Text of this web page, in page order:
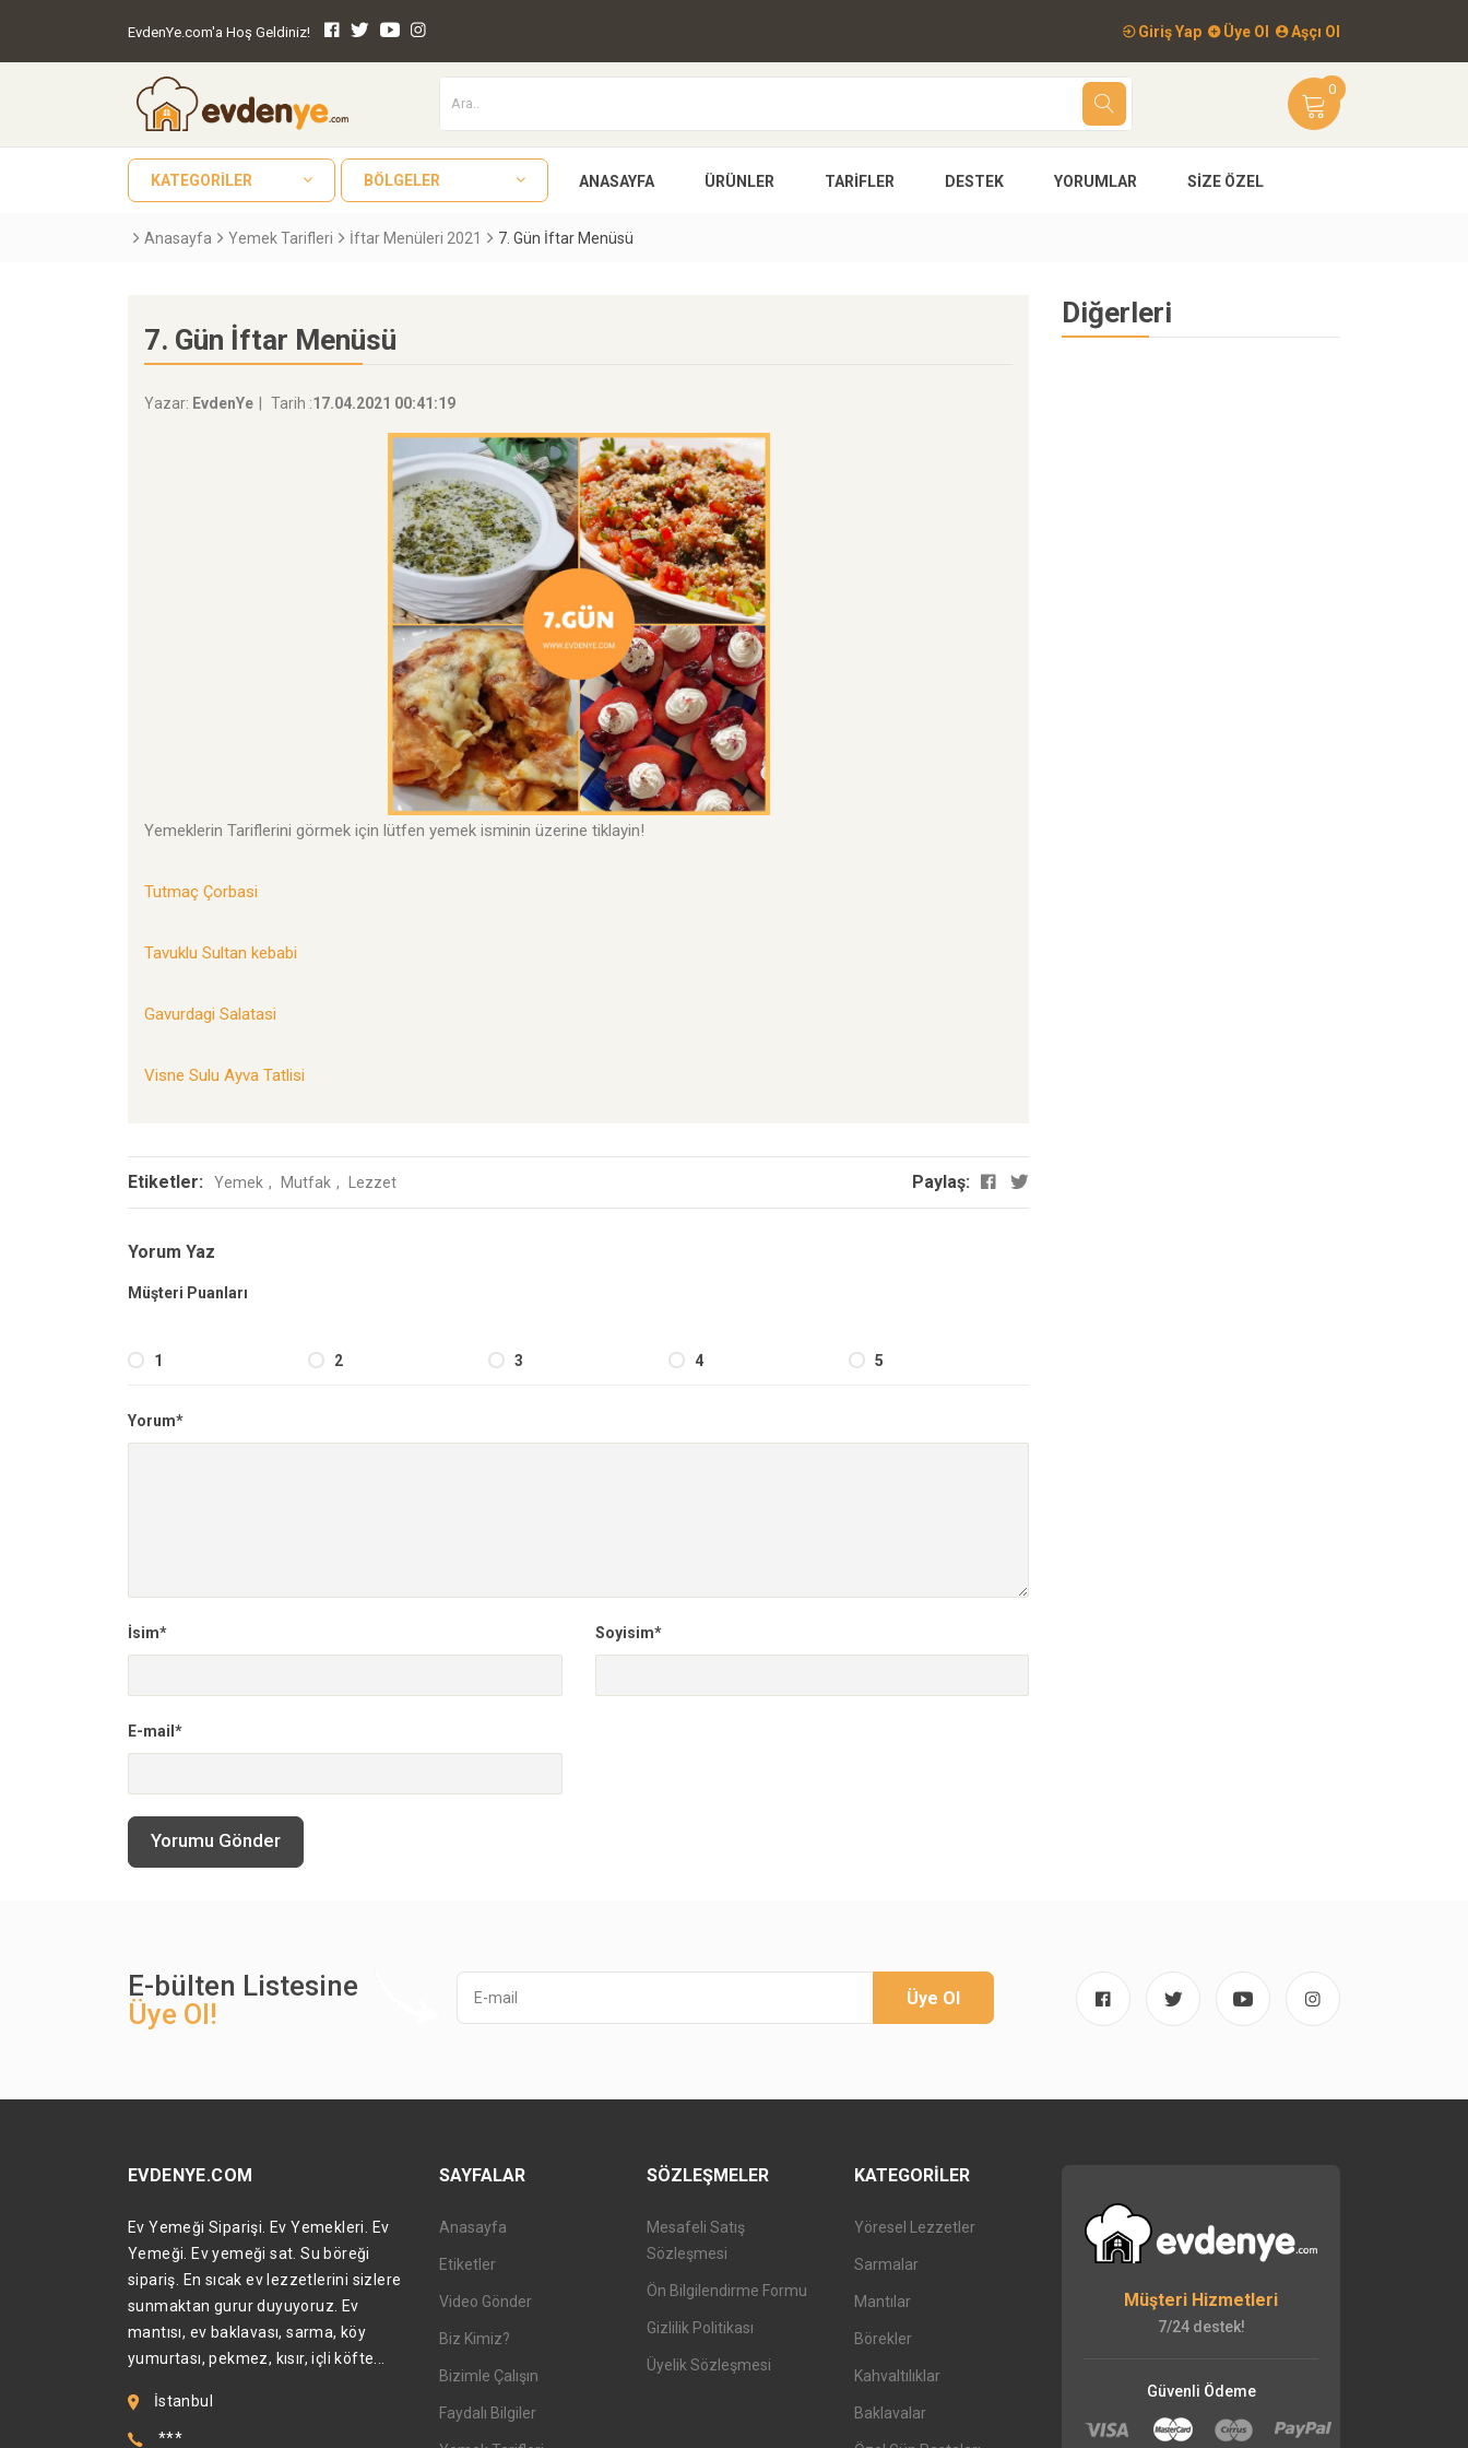
EvdenYe.com'a Hoş Geldiniz! Giriş Yap Üye Ol Aşçı Ol
0
KATEGORILER BÖLGELER ANASAYFA ÜRÜNLER TARIFLER DESTEK YORUMLAR SIZE ÖZEL
Anasayfa Yemek Tarifleri İftar Menüleri 2021 7. Gün İftar Menüsü
7. Gün İftar Menüsü
Yazar: EvdenYe Tarih :17.04.2021 00:41:19
Yemeklerin Tariflerini görmek için lütfen yemek isminin üzerine tiklayin!
Tutmaç Çorbasi
Tavuklu Sultan kebabi
Gavurdagi Salatasi
Visne Sulu Ayva Tatlisi
Etiketler: Yemek Mutfak Lezzet Paylaş:
Yorum Yaz
Müşteri Puanları
1 2 3 4 5
Yorum*
İsim* Soyisim*
E-mail*
Yorumu Gönder
Diğerleri
E-bülten Listesine
Üye Ol!
Üye Ol
EVDENYE.COM
Ev Yemeği Siparişi. Ev Yemekleri. Ev
Yemeği. Ev yemeği sat. Su böreği
sipariş. En sıcak ev lezzetlerini sizlere
sunmaktan gurur duyuyoruz. Ev
mantısı, ev baklavası, sarma, köy
yumurtası, pekmez, kısır, içli köfte...
İstanbul
***
SAYFALAR
Anasayfa
Etiketler
Video Gönder
Biz Kimiz?
Bizimle Çalışın
Faydalı Bilgiler
SÖZLEŞMELER
Mesafeli Satış
Sözleşmesi
Ön Bilgilendirme Formu
Gizlilik Politikası
Üyelik Sözleşmesi
KATEGORILER
Yöresel Lezzetler
Sarmalar
Mantılar
Börekler
Kahvaltılıklar
Baklavalar
Müşteri Hizmetleri
7/24 destek!
Güvenli Ödeme